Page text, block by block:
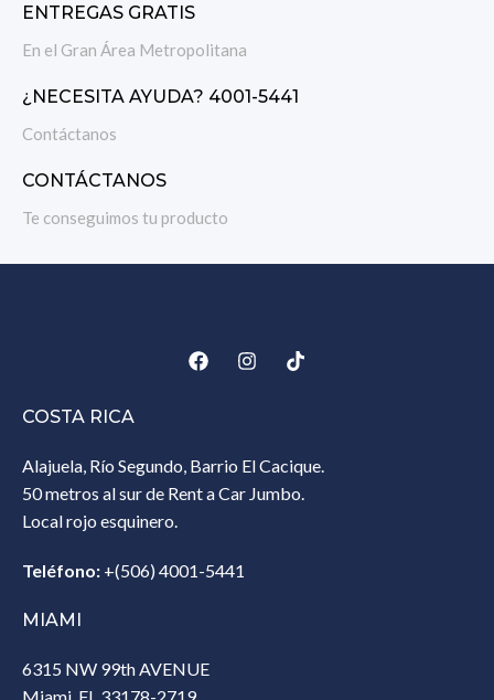
ENTREGAS GRATIS
En el Gran Área Metropolitana
¿NECESITA AYUDA? 4001-5441
Contáctanos
CONTÁCTANOS
Te conseguimos tu producto
COSTA RICA
Alajuela, Río Segundo, Barrio El Cacique.
50 metros al sur de Rent a Car Jumbo.
Local rojo esquinero.
Teléfono: +(506) 4001-5441
MIAMI
6315 NW 99th AVENUE
Miami, FL 33178-2719